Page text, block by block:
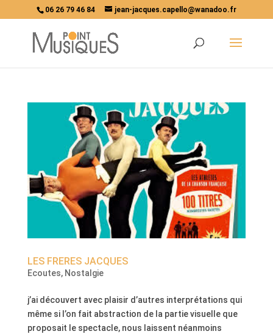
06 26 79 46 84 jean-jacques.capello@wanadoo.fr
LES FRERES JACQUES
Ecoutes, Nostalgie
j’ai découvert avec plaisir d’autres interprétations qui
même si l’on fait abstraction de la partie visuelle que
proposait le spectacle, nous laissent néanmoins